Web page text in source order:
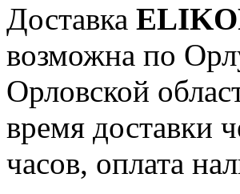
Доставка
возможна по
Орловской
время доставки
часов, оплата